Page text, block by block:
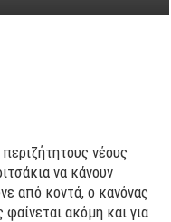
νέους
να κάνουν
από κοντά, ο κανόνας
ακόμη και για